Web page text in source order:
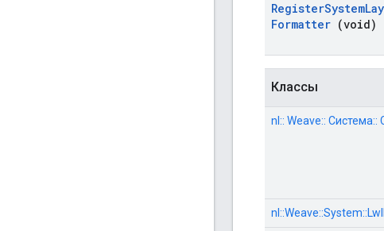
RegisterSystem
Formatter (void)
Классы
nl:: Weave:: Система::